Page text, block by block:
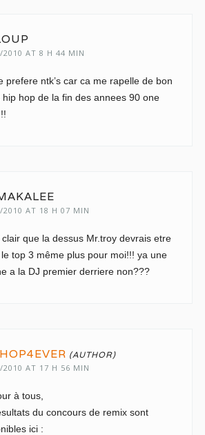
2010 AT 8 H 44 MIN
prefere ntk’s car ca me rapelle de bon
hip hop de la fin des annees 90 one
2010 AT 18 H 07 MIN
clair que la dessus Mr.troy devrais etre
top 3 même plus pour moi!!! ya une
a la DJ premier derriere non???
2010 AT 17 H 56 MIN
à tous,
du concours de remix sont
ici :